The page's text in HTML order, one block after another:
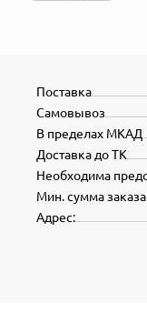
Поставка
Самовывоз
В пределах МКАД
Доставка до ТК
Необходима
Мин. сумма заказа
Адрес: